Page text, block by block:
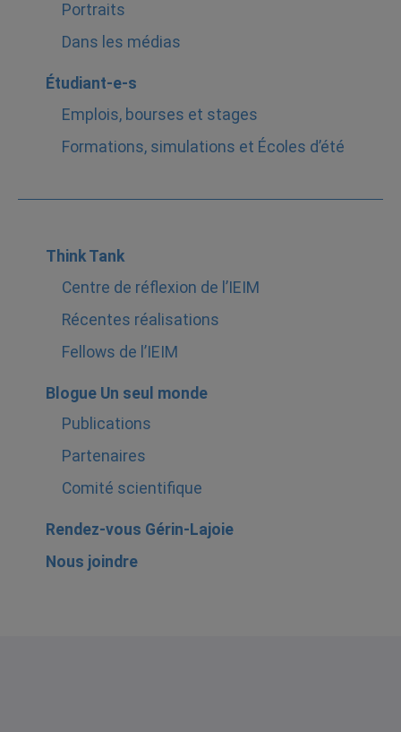
Portraits
Dans les médias
Étudiant-e-s
Emplois, bourses et stages
Formations, simulations et Écoles d’été
Think Tank
Centre de réflexion de l’IEIM
Récentes réalisations
Fellows de l’IEIM
Blogue Un seul monde
Publications
Partenaires
Comité scientifique
Rendez-vous Gérin-Lajoie
Nous joindre